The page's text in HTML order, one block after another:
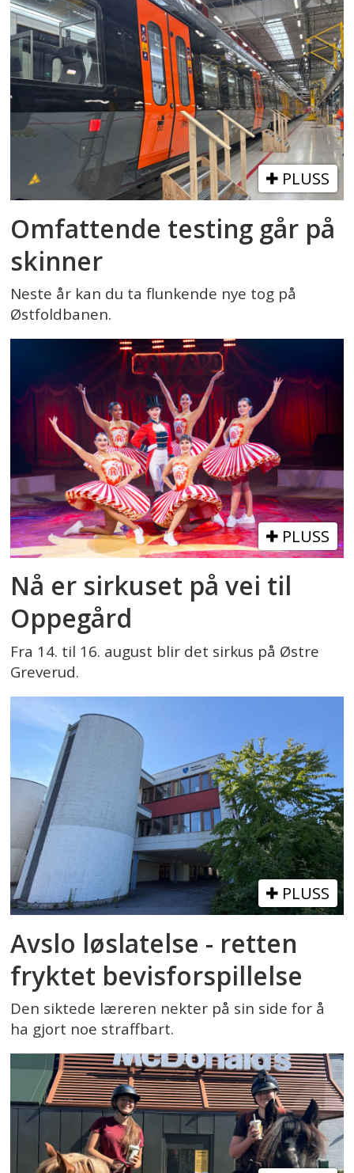
PLUSS
Omfattende testing går på
skinner
Neste år kan du ta flunkende nye tog på
Østfoldbanen.
PLUSS
Nå er sirkuset på vei til
Oppegård
Fra 14. til 16. august blir det sirkus på Østre
Greverud.
PLUSS
Avslo løslatelse - retten
fryktet bevisforspillelse
Den siktede læreren nekter på sin side for å
ha gjort noe straffbart.